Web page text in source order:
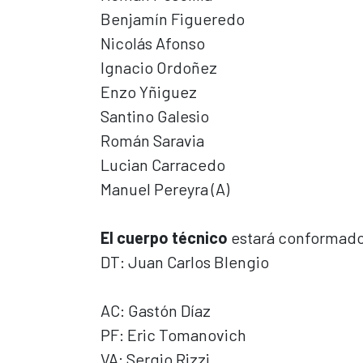
Benjamín Figueredo
Nicolás Afonso
Ignacio Ordoñez
Enzo Yñiguez
Santino Galesio
Román Saravia
Lucian Carracedo
Manuel Pereyra (A)
El cuerpo técnico estará
DT: Juan Carlos Blengio
AC: Gastón Díaz
PF: Eric Tomanovich
VA: Sergio Rizzi